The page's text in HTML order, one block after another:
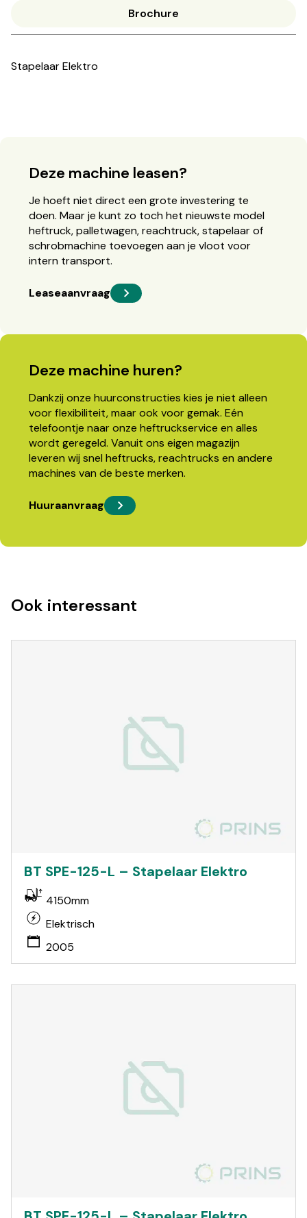
Brochure
Stapelaar Elektro
Deze machine leasen?
Je hoeft niet direct een grote investering te
doen. Maar je kunt zo toch het nieuwste model
heftruck, palletwagen, reachtruck, stapelaar of
schrobmachine toevoegen aan je vloot voor
intern transport.
Leaseaanvraag
Deze machine huren?
Dankzij onze huurconstructies kies je niet alleen
voor flexibiliteit, maar ook voor gemak. Eén
telefoontje naar onze heftruckservice en alles
wordt geregeld. Vanuit ons eigen magazijn
leveren wij snel heftrucks, reachtrucks en andere
machines van de beste merken.
Huuraanvraag
Ook interessant
BT SPE-125-L – Stapelaar Elektro
4150mm
Elektrisch
2005